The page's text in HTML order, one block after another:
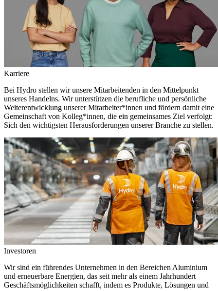
Karriere
Bei Hydro stellen wir unsere Mitarbeitenden in den Mittelpunkt
unseres Handelns. Wir unterstützen die berufliche und persönliche
Weiterentwicklung unserer Mitarbeiter*innen und fördern damit eine
Gemeinschaft von Kolleg*innen, die ein gemeinsames Ziel verfolgt:
Sich den wichtigsten Herausforderungen unserer Branche zu stellen.
Investoren
Wir sind ein führendes Unternehmen in den Bereichen Aluminium
und erneuerbare Energien, das seit mehr als einem Jahrhundert
Geschäftsmöglichkeiten schafft, indem es Produkte, Lösungen und